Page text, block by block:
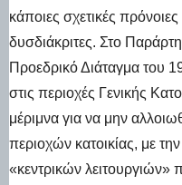
κάποιες σχετικές
δυσδιάκριτες. Στο
Προεδρικό Διάταγμα του
στις περιοχές Γενικής
μέριμνα για να μην
περιοχών κατοικίας, με
«κεντρικών λειτουργιών»